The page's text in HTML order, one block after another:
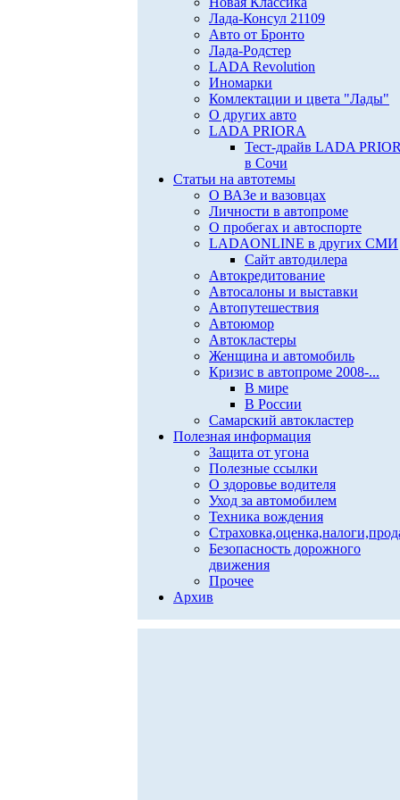
Лада-Консул 21109
Авто от Бронто
Лада-Родстер
LADA Revolution
Иномарки
Комлектации и цвета "Лады"
О других авто
LADA PRIORA
Тест-драйв LADA
в Сочи
Статьи на автотемы
О ВАЗе и вазовцах
Личности в автопроме
О пробегах и автоспорте
LADAONLINE в других СМИ
Сайт автодилера
Автокредитование
Автосалоны и выставки
Автопутешествия
Автоюмор
Автокластеры
Женщина и автомобиль
Кризис в автопроме 2008-...
В мире
В России
Самарский автокластер
Полезная информация
Защита от угона
Полезные ссылки
О здоровье водителя
Уход за автомобилем
Техника вождения
Безопасность дорожного
движения
Прочее
Архив